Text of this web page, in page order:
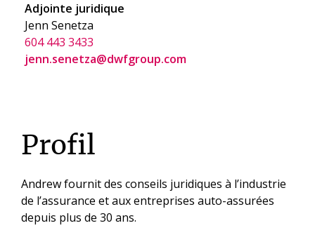
Adjointe juridique
Jenn Senetza
604 443 3433
jenn.senetza@dwfgroup.com
Profil
Andrew fournit des conseils juridiques à l’industrie
de l’assurance et aux entreprises auto-assurées
depuis plus de 30 ans.